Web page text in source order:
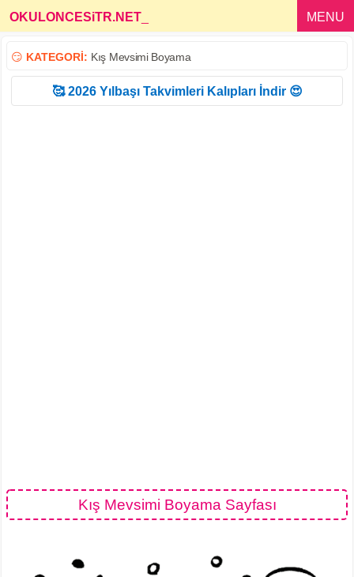
OKULONCESiTR.NET MENU
😏 KATEGORİ: Kış Mevsimi Boyama
🥰 2026 Yılbaşı Takvimleri Kalıpları İndir 😍
Kış Mevsimi Boyama Sayfası